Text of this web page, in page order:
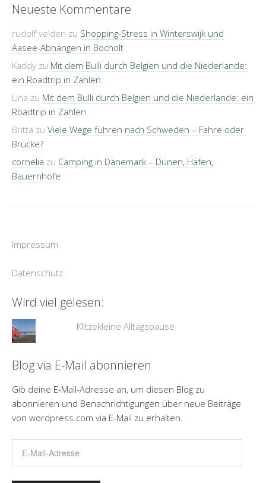
Neueste Kommentare
rudolf velden zu Shopping-Stress in Winterswijk und
Aasee-Abhängen in Bocholt
Kaddy zu Mit dem Bulli durch Belgien und die Niederlande:
ein Roadtrip in Zahlen
Lina zu Mit dem Bulli durch Belgien und die Niederlande: ein
Roadtrip in Zahlen
Britta zu Viele Wege führen nach Schweden – Fähre oder
Brücke?
cornelia zu Camping in Dänemark – Dünen, Häfen,
Bauernhöfe
Impressum
Datenschutz
Wird viel gelesen:
Klitzekleine Alltagspause
Blog via E-Mail abonnieren
Gib deine E-Mail-Adresse an, um diesen Blog zu
abonnieren und Benachrichtigungen über neue Beiträge
von wordpress.com via E-Mail zu erhalten.
Mail-